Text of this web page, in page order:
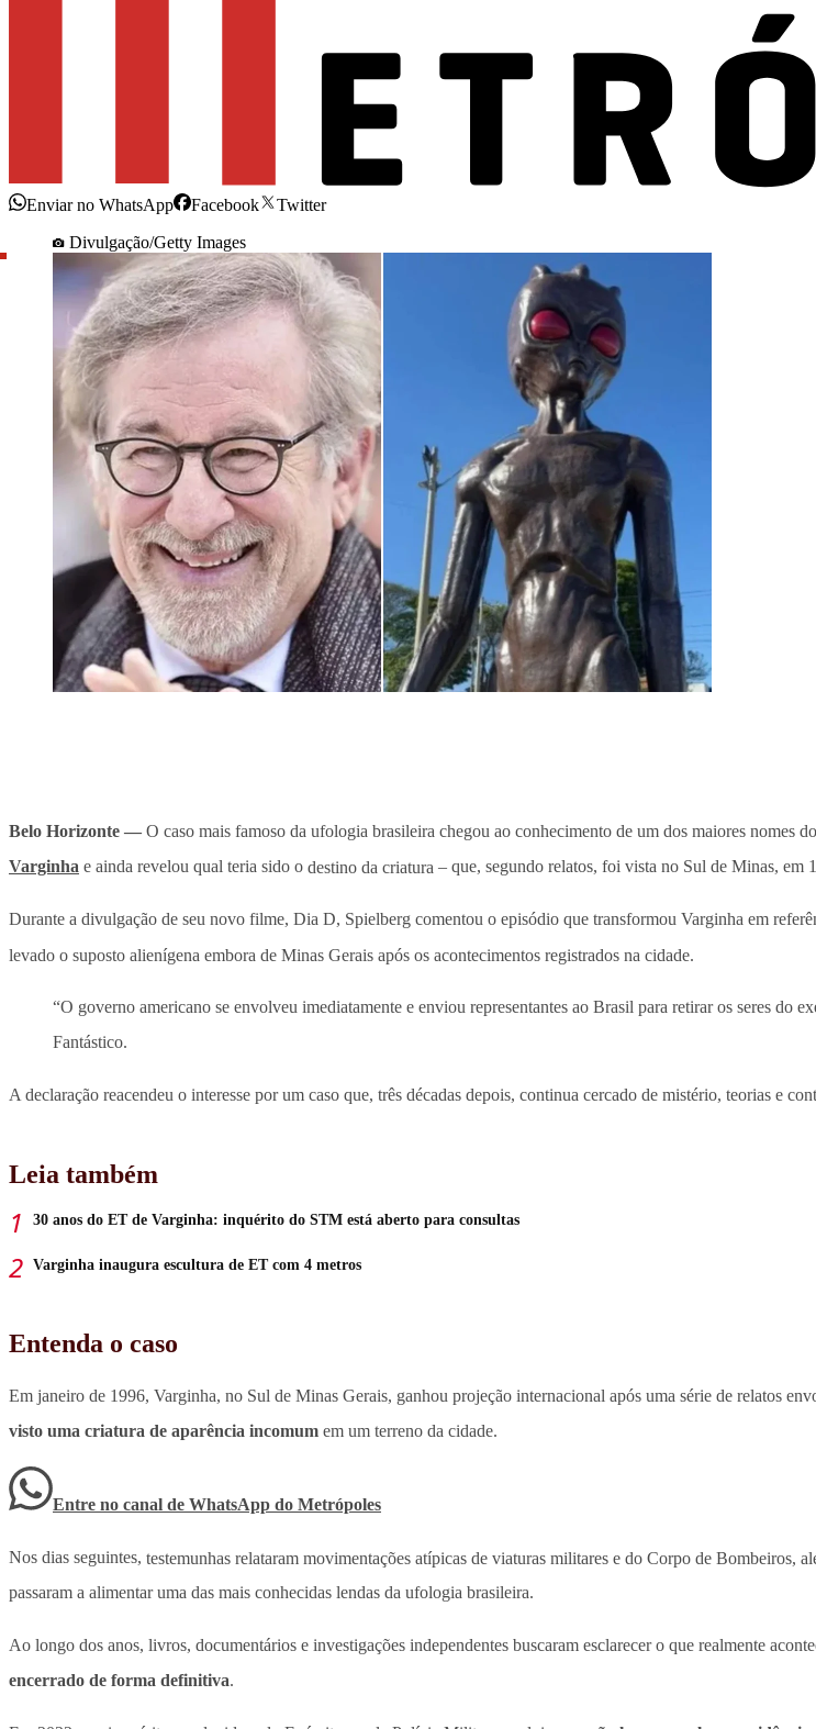
Enviar no WhatsApp Facebook
Twitter
Divulgação/Getty Images
Belo Horizonte — O caso mais famoso da ufologia brasileira chegou ao conhecimento de um dos maiores nomes
Varginha e ainda revelou qual teria sido o destino da criatura – que, segundo relatos, foi vista no Sul de Minas, em
Durante a divulgação de seu novo filme, Dia D, Spielberg comentou o episódio que transformou Varginha em
levado o suposto alienígena embora de Minas Gerais após os acontecimentos registrados na cidade.
“O governo americano se envolveu imediatamente e enviou representantes ao Brasil para retirar os seres do
Fantástico.
A declaração reacendeu o interesse por um caso que, três décadas depois, continua cercado de mistério, teorias e
Leia também
30 anos do ET de Varginha: inquérito do STM está aberto para consultas
Varginha inaugura escultura de ET com 4 metros
Entenda o caso
Em janeiro de 1996, Varginha, no Sul de Minas Gerais, ganhou projeção internacional após uma série de relatos
visto uma criatura de aparência incomum em um terreno da cidade.
Entre no canal de WhatsApp do Metrópoles
Nos dias seguintes, testemunhas relataram movimentações atípicas de viaturas militares e do Corpo de Bombeiros,
passaram a alimentar uma das mais conhecidas lendas da ufologia brasileira.
Ao longo dos anos, livros, documentários e investigações independentes buscaram esclarecer o que realmente
encerrado de forma definitiva.